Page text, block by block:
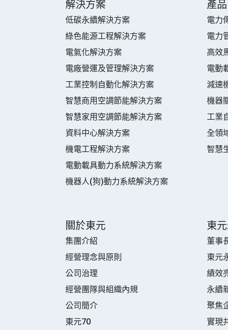
解決方案
低碳永續解決方案
綠色能源工程解決方案
電氣化解決方案
電廠營運及管理解決方案
工業控制自動化解決方案
智慧商用空調節能解決方案
智慧家用空調節能解決方案
資料中心解決方案
機電工程解決方案
電動載具動力系統解決方案
機器人(狗)動力系統解決方案
產品
電力
電力
高效
電動
減速
機器
工業
全領
智慧
關於東元
集團介紹
經營理念與原則
公司治理
經營團隊與組織內規
公司簡介
東元70
東
董事
東元
績效
永續
聚焦
實現